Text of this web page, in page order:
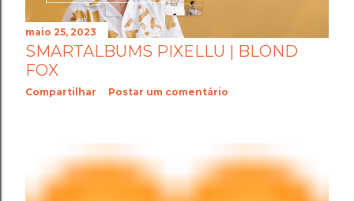
maio 25, 2023
SMARTALBUMS PIXELLU | BLOND
FOX
Compartilhar Postar um comentário